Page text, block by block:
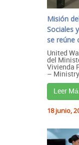
Misión
Sociales
se reúne
United
del
Vivienda
– Ministry
Leer
18 junio,